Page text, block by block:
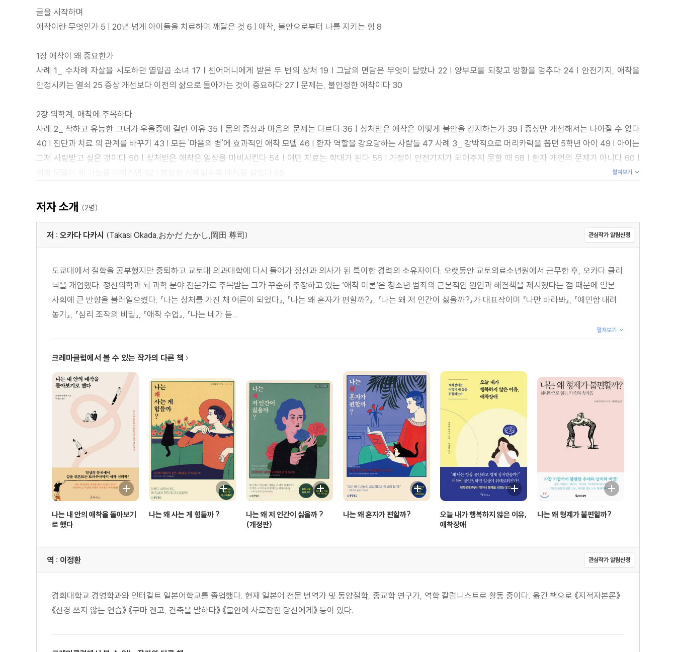
글을 시작하며
애착이란 무엇인가 5 | 20년 넘게 아이들을 치료하며 깨달은 것 6 | 애착, 불안으로부터 나를 지키는 힘 8
1장 애착이 왜 중요한가
사례 1_ 수차례 자살을 시도하던 열일곱 소녀 17 | 친어머니에게 받은 두 번의 상처 19 | 그날의 면담은 무엇이 달랐나 22 | 양부모를 되찾고 방황을 멈추다 24 | 안전기지, 애착을
안정시키는 열쇠 25 증상 개선보다 이전의 삶으로 돌아가는 것이 중요하다 27 | 문제는, 불안정한 애착이다 30
2장 의학계, 애착에 주목하다
사례 2_ 착하고 유능한 그녀가 우울증에 걸린 이유 35 | 몸의 증상과 마음의 문제는 다르다 36 | 상처받은 애착은 어떻게 불안을 감지하는가 39 | 증상만 개선해서는 나아질 수 없다
40 | 진단과 치료 의 관계를 바꾸기 43 | 모든 '마음의 병'에 효과적인 애착 모델 46 | 환자 역할을 강요당하는 사람들 47 사례 3_ 강박적으로 머리카락을 뽑던 5학년 아이 49 | 아이는
그저 사랑받고 싶은 것이다 50 | 상처받은 애착은 일상을 마비시킨다 54 | 어떤 치료는 학대가 된다 56 | 가정이 안전기지가 되어주지 못할 때 58 | 환자 개인의 문제가 아니다 60 |
존 볼비, 애착을 발견하다 71 | 메리 에인스워스의 네 가지 애착 유형 73 | 안정형, 회피형, 양가형, 무질서형 75 | 부모의 성격이 애착 유형에 미치는 영향 78 | 애착은 세월처럼
새겨진다 82 | 애착 유형 은 대물림된다 84 | 메타 인지가 성찰 능력을 결정한다 86 | 애착을 강화하는 호르몬, 옥시토신 89 | 학대와 애착장애에 대한 새로운 이해 92
4_ 나호 씨는 왜 과식과 구토를 멈추지 못했을까 106 | 사례 5_ 문장 구조에 집착하느라 공부를 할 수 없게 된 학생 113 | 안전기지를 되찾는 것은 삶의 의미를 되찾는 일 118 | 안정된
애착으로 발달장애를 극복할 수 있다 122 | 사례 6_ 아스퍼거증후군으로 취업을 포기했던 30대 여성 124 | “아무도 내 기분을 물어본 적이 없어요” 126
5장 안전기지의 모든 것
당신만의 안전기지가 있는가 137 | 안전기지가 되기 위한 열 가지 원칙 140 | 사례 7_ 딸의 상처를 파헤치는 데 급급했던 엄마 162 | 온전히 이해받은 경험이 있는가 165 | 자기애가
소통이 잘된다면, 좋은 안전기지다 173
6장 애착 유형에 따른 대처법
불안형 애착 이해하기 181 | 회피형 애착 이해하기 190 | 사례 9_ 과대망상에 빠져 있던 열아홉 살 청년 207 | 미해결형 애착 이해하기 210 | 사례 10_ 어머니의 우울증 때문에
어른아이가 된 고등학생 214
7장 상처받은 애착에서 벗어나기
사람은 누구나 달라질 수 있다 219 | 나의 안전기지는 정말 안전한가 221 | 애착이 안정된 사람들의 특징 222 | 사고방식을 바꾸면 애착이 달라진다 224 | 사례 11_ 내담자의 인지
방식을 바꾸려 했던 상담사 226 | 애착이 안정되면 돌아보는 능력이 강해진다 227 | MBT로 과거, 현재, 미래를 연결하기 229 멘탈라이징으로 악순환의 고리를 끊는다 231 | 분석적
멘탈라이징 vs. 공감적 멘탈라이징 233 | 공감력을 높이는 롤 플레이, 롤 레터링 234 | 마인드풀니스, 좋고 나쁨으로 평가하지 않는다 237 | 용서할 수 없는 사람을 받아들이는 연습
자신의 모습도 사랑한다 248 | 과거에 집착하지 않는다 250 | 도스토옙스키가 대문호가 되기까지 252 | 사례 13_ 출산과 육아로 부모와의 관계를 회복하다 257 | 일과 취미도
글을 마치며
펼쳐보기
저자 소개 (2명)
저 : 오카다 다카시 (Takasi Okada,おかだ たかし,岡田 尊司) 관심작가 알림신청
도쿄대에서 철학을 공부했지만 중퇴하고 교토대 의과대학에 다시 들어가 정신과 의사가 된 특이한 경력의 소유자이다. 오랫동안 교토의료소년원에서 근무한 후, 오카다 클리
닉을 개업했다. 정신의학과 뇌 과학 분야 전문가로 주목받는 그가 꾸준히 주장하고 있는 ‘애착 이론’은 청소년 범죄의 근본적인 원인과 해결책을 제시했다는 점 때문에 일본
사회에 큰 반향을 불러일으켰다. 『나는 상처를 가진 채 어른이 되었다』, 『나는 왜 혼자가 편할까?』, 『나는 왜 저 인간이 싫을까?』가 대표작이며 『나만 바라봐』, 『예민함 내려
놓기』, 『심리 조작의 비밀』, 『애착 수업』, 『나는 네가 듣...
펼쳐보기
크레마클럽에서 볼 수 있는 작가의 다른 책
나는 내 안의 애착을 돌아보기
로 했다
나는 왜 사는 게 힘들까 ?
나는 왜 저 인간이 싫을까 ?
(개정판)
나는 왜 혼자가 편할까?
오늘 내가 행복하지 않은 이유,
애착장애
나는 왜 형제가 불편할까?
역 : 이정환 관심작가 알림신청
경희대학교 경영학과와 인터컬트 일본어학교를 졸업했다. 현재 일본어 전문 번역가 및 동양철학, 종교학 연구가, 역학 칼럼니스트로 활동 중이다. 옮긴 책으로 《지적자본론》
《신경 쓰지 않는 연습》 《구마 겐고, 건축을 말하다》 《불안에 사로잡힌 당신에게》 등이 있다.